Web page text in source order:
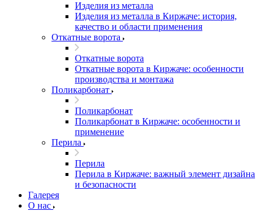
Изделия из металла
Изделия из металла в Киржаче: история,
качество и области применения
Откатные ворота
Откатные ворота
Откатные ворота в Киржаче: особенности
производства и монтажа
Поликарбонат
Поликарбонат
Поликарбонат в Киржаче: особенности и
применение
Перила
Перила
Перила в Киржаче: важный элемент дизайна
и безопасности
Галерея
О нас